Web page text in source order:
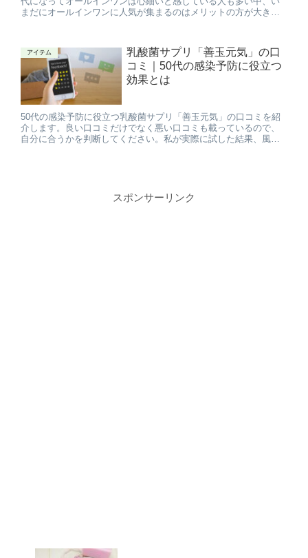
まだにオールインワンに人気が集まるのはメリットの方が大きい
アイテム
乳酸菌サプリ「善玉元気」の口
コミ｜50代の感染予防に役立つ
効果とは
50代の感染予防に役立つ乳酸菌サプリ「善玉元気」の口コミを紹
介します。良い口コミだけでなく悪い口コミも載っているので、
自分に合うかを判断してください。私が実際に試した結果、風邪
スポンサーリンク